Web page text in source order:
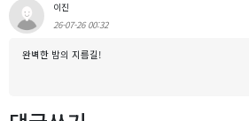
이진
26-07-26 00:32
완벽한 밤의 지름길!